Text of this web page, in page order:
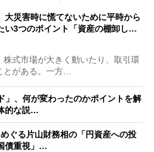
大災害時に慌てないために平時から
い3つのポイント「資産の棚卸し…
式市場が大きく動いたり、取引環
とがある。一方…
」、何が変わったのかポイントを解
的な説…
ぐる片山財務相の「円資産への投
債重視」…